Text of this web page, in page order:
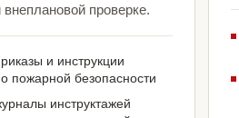
внеплановой проверке.
и инструкции
пожарной безопасности
инструктажей